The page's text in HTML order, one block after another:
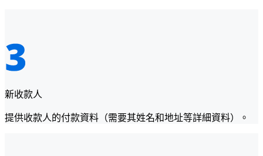
新收款人
提供收款人的付款資料（需要其姓名和地址等詳細資料）。